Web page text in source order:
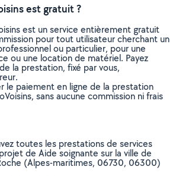
est gratuit ?
est un service entièrement gratuit
pour tout utilisateur cherchant un
ou particulier, pour une
ou une location de matériel. Payez
la prestation, fixé par vous,
le paiement en ligne de la prestation
sans aucune commission ni frais
toutes les prestations de services
de Aide soignante sur la ville de
(Alpes-maritimes, 06730, 06300)